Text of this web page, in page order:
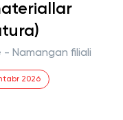
- Namangan filiali
2026